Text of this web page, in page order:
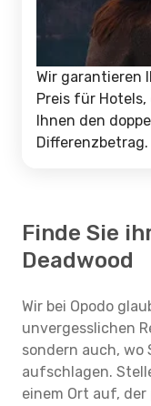
Wir garantieren
Preis für
Ihnen den
Differenzbetrag.
Finde Sie
Deadwood
Wir bei Opodo
unvergesslichen
sondern auch, wo
aufschlagen.
einem Ort auf,